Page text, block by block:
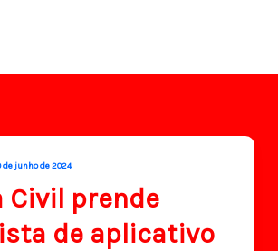
de junho de 2024
Civil prende
de aplicativo